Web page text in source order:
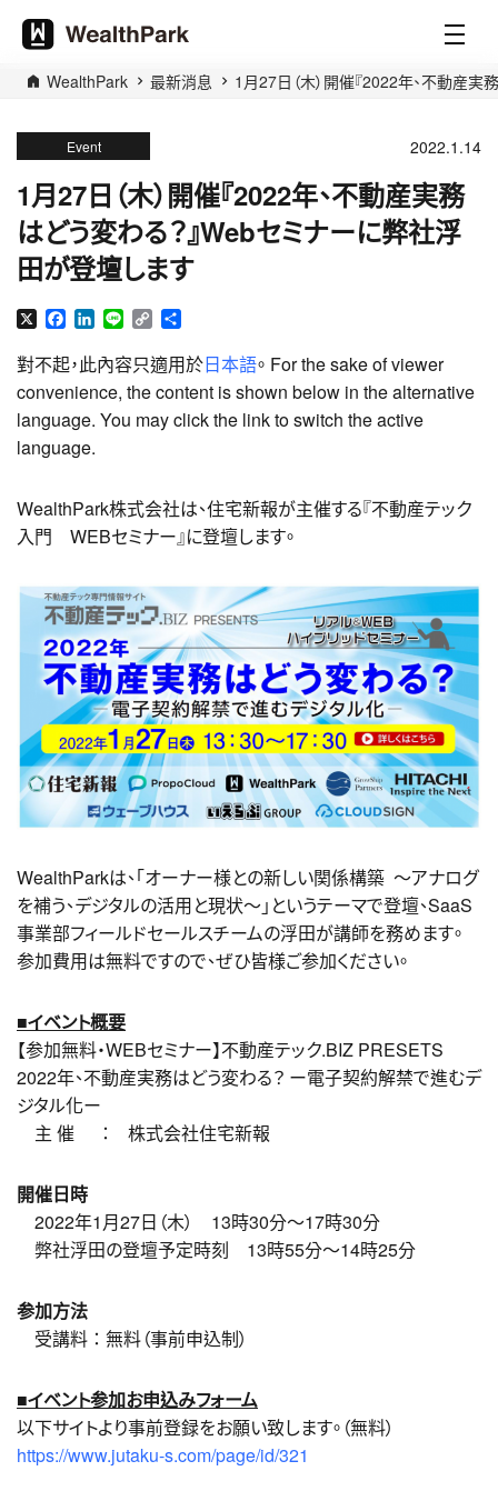
WealthPark 最新消息 1月27日（木）開催『2022年、不動産
Event 2022.1.14
1月27日（木）開催『2022年、不動産実務
はどう変わる？』Webセミナーに弊社浮
田が登壇します
X Facebook
LinkedIn
Line Copy
對不起，此內容只適用於日本語。 For the sake of viewer
convenience, the content is shown below in the alternative
language. You may click the link to switch the active
language.
WealthPark株式会社は、住宅新報が主催する『不動産テック
入門 WEBセミナー』に登壇します。
WealthParkは、「オーナー様との新しい関係構築 ～アナログ
を補う、デジタルの活用と現状～」というテーマで登壇、SaaS
事業部フィールドセールスチームの浮田が講師を務めます。
参加費用は無料ですので、ぜひ皆様ご参加ください。
■イベント概要
【参加無料・WEBセミナー】不動産テック.BIZ PRESETS
2022年、不動産実務はどう変わる？ ー電子契約解禁で進むデ
ジタル化ー
主 催 ： 株式会社住宅新報
開催日時
2022年1月27日（木） 13時30分〜17時30分
弊社浮田の登壇予定時刻 13時55分〜14時25分
参加方法
受講料 ： 無料（事前申込制）
■イベント参加お申込みフォーム
以下サイトより事前登録をお願い致します。（無料）
https://www.jutaku-s.com/page/id/321